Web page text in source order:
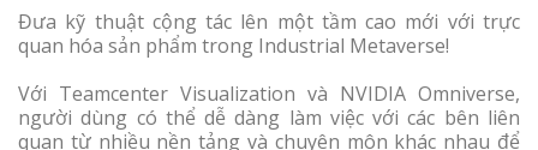
Đưa kỹ thuật cộng tác lên một tầm cao mới với trực
quan hóa sản phẩm trong Industrial Metaverse!
Với Teamcenter Visualization và NVIDIA Omniverse,
người dùng có thể dễ dàng làm việc với các bên liên
quan từ nhiều nền tảng và chuyên môn khác nhau để